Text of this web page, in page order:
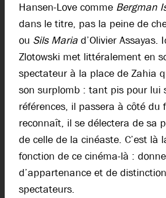
Hansen-Love comme Bergman
dans le titre, pas la peine de
ou Sils Maria d’Olivier Assayas.
Zlotowski met littéralement en
spectateur à la place de Zahia
son surplomb : tant pis pour lui
références, il passera à côté du
reconnaît, il se délectera de sa
de celle de la cinéaste. C’est là
fonction de ce cinéma-là :
d’appartenance et de
spectateurs.